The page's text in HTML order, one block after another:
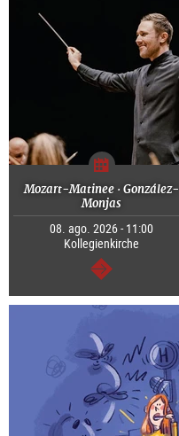
Mozart-Matinee · González-
Monjas
08. ago. 2026 - 11:00
Kollegienkirche
segue